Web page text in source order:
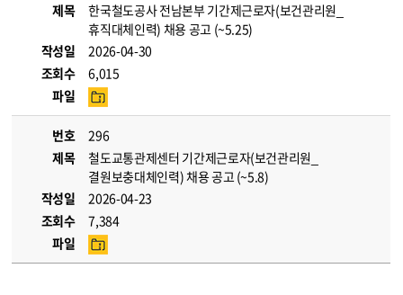
제목
한국철도공사 전남본부 기간제근로자(보건관리원_
휴직대체인력) 채용 공고 (~5.25)
작성일
2026-04-30
조회수
6,015
파일
번호
296
제목
철도교통관제센터 기간제근로자(보건관리원_
결원보충대체인력) 채용 공고 (~5.8)
작성일
2026-04-23
조회수
7,384
파일